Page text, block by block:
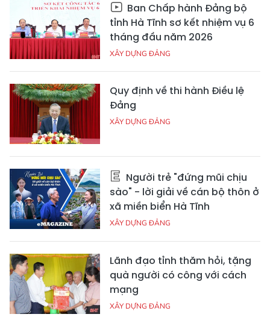
Ban Chấp hành Đảng bộ
tỉnh Hà Tĩnh sơ kết nhiệm vụ 6
tháng đầu năm 2026
XÂY DỰNG ĐẢNG
Quy định về thi hành Điều lệ
Đảng
XÂY DỰNG ĐẢNG
Người trẻ "đứng mũi chịu
sào" - lời giải về cán bộ thôn ở
xã miền biển Hà Tĩnh
XÂY DỰNG ĐẢNG
Lãnh đạo tỉnh thăm hỏi, tặng
quà người có công với cách
mạng
XÂY DỰNG ĐẢNG